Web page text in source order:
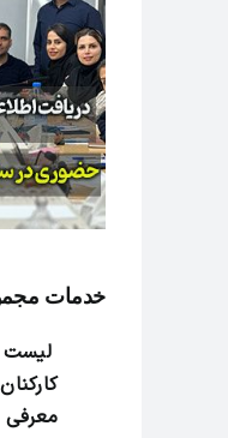
خدمات
کارکنان